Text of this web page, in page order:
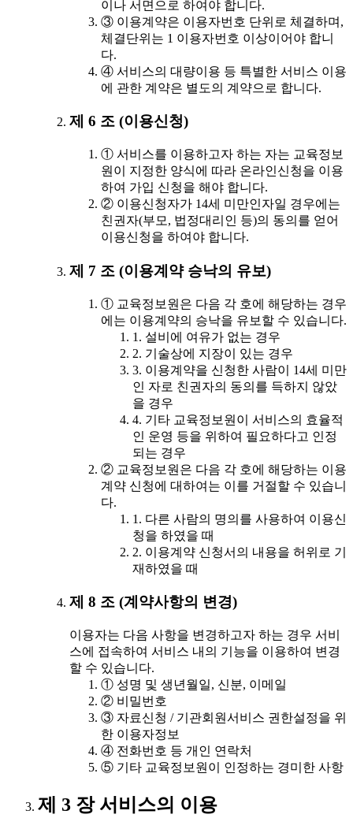
이나 서면으로 하여야 합니다.
③ 이용계약은 이용자번호 단위로 체결하며,
체결단위는 1 이용자번호 이상이어야 합니
다.
④ 서비스의 대량이용 등 특별한 서비스 이용
에 관한 계약은 별도의 계약으로 합니다.
제 6 조 (이용신청)
① 서비스를 이용하고자 하는 자는 교육정보
원이 지정한 양식에 따라 온라인신청을 이용
하여 가입 신청을 해야 합니다.
② 이용신청자가 14세 미만인자일 경우에는
친권자(부모, 법정대리인 등)의 동의를 얻어
이용신청을 하여야 합니다.
제 7 조 (이용계약 승낙의 유보)
① 교육정보원은 다음 각 호에 해당하는 경우
에는 이용계약의 승낙을 유보할 수 있습니다.
1. 설비에 여유가 없는 경우
2. 기술상에 지장이 있는 경우
3. 이용계약을 신청한 사람이 14세 미만
인 자로 친권자의 동의를 득하지 않았
을 경우
4. 기타 교육정보원이 서비스의 효율적
인 운영 등을 위하여 필요하다고 인정
되는 경우
② 교육정보원은 다음 각 호에 해당하는 이용
계약 신청에 대하여는 이를 거절할 수 있습니
다.
1. 다른 사람의 명의를 사용하여 이용신
청을 하였을 때
2. 이용계약 신청서의 내용을 허위로 기
재하였을 때
제 8 조 (계약사항의 변경)
이용자는 다음 사항을 변경하고자 하는 경우 서비
스에 접속하여 서비스 내의 기능을 이용하여 변경
할 수 있습니다.
① 성명 및 생년월일, 신분, 이메일
② 비밀번호
③ 자료신청 / 기관회원서비스 권한설정을 위
한 이용자정보
④ 전화번호 등 개인 연락처
⑤ 기타 교육정보원이 인정하는 경미한 사항
제 3 장 서비스의 이용